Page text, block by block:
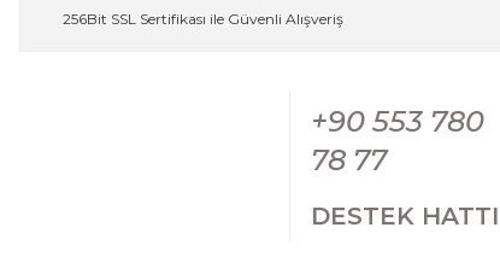
1.349,99 TL
256Bit SSL Sertifikası ile Güvenli Alışveriş
+90 553 780
78 77
DESTEK HATTI